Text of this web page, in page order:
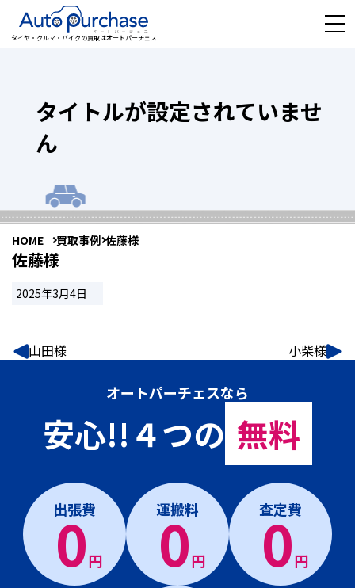
タイヤ・クルマ・バイクの買取はオートパーチェス
タイトルが設定されていませ
ん
HOME 買取事例 佐藤様
佐藤様
2025年3月4日
山田様 小柴様
オートパーチェスなら
安心!!４つの 無料
出張費
0円
運搬料
0円
査定費
0円